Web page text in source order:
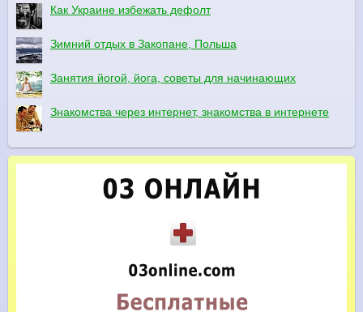
Как Украине избежать дефолт
Зимний отдых в Закопане, Польша
Занятия йогой, йога, советы для начинающих
Знакомства через интернет, знакомства в интернете